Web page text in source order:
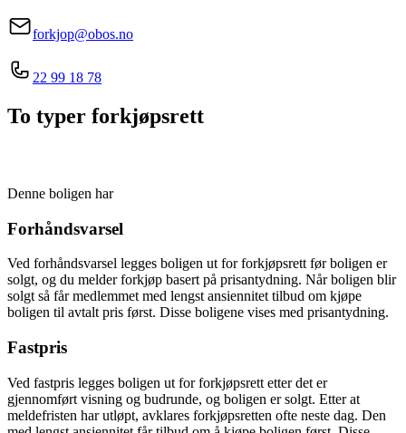
forkjop@obos.no
22 99 18 78
To typer forkjøpsrett
Denne boligen har
Forhåndsvarsel
Ved forhåndsvarsel legges boligen ut for forkjøpsrett før boligen er
solgt, og du melder forkjøp basert på prisantydning. Når boligen blir
solgt så får medlemmet med lengst ansiennitet tilbud om kjøpe
boligen til avtalt pris først. Disse boligene vises med prisantydning.
Fastpris
Ved fastpris legges boligen ut for forkjøpsrett etter det er
gjennomført visning og budrunde, og boligen er solgt. Etter at
meldefristen har utløpt, avklares forkjøpsretten ofte neste dag. Den